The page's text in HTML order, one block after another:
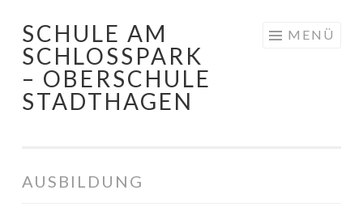
Springe
zum
Inhalt
SCHULE AM
SCHLOSSPARK
– OBERSCHULE
STADTHAGEN
MENÜ
AUSBILDUNG